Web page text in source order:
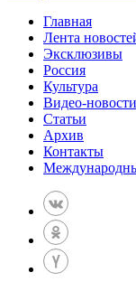
Главная
Лента
Эксклюзивы
Россия
Культура
Видео-новости
Статьи
Архив
Контакты